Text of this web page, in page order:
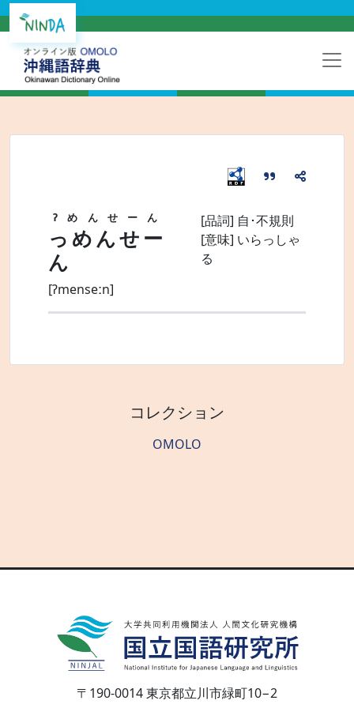
っめんせー
ん
ʔめんせーん
[ʔmenseːn]
[品詞] 自･不規則
[意味] いらっしゃ
る
コレクション
OMOLO
〒190-0014 東京都立川市緑町10−2